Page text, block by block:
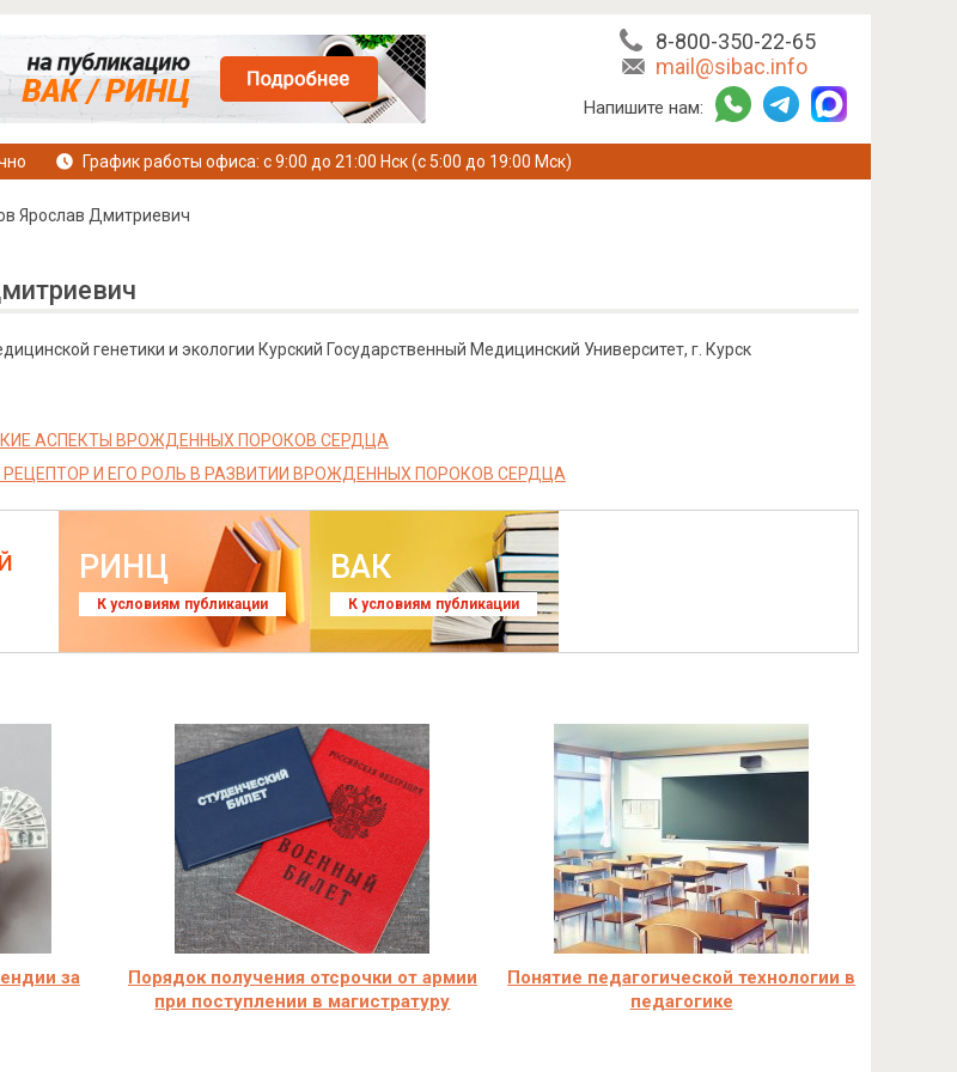
8-800-350-22-65
mail@sibac.info
Напишите нам:
График работы офиса: с 9:00 до 21:00 Нск (с 5:00 до 19:00 Мск)
Ярослав Дмитриевич
генетики и экологии Курский Государственный Медицинский Университет, г. Курск
АСПЕКТЫ ВРОЖДЕННЫХ ПОРОКОВ СЕРДЦА
И ЕГО РОЛЬ В РАЗВИТИИ ВРОЖДЕННЫХ ПОРОКОВ СЕРДЦА
РИНЦ
К условиям публикации
ВАК
К условиям публикации
за
Порядок получения отсрочки от армии
при поступлении в магистратуру
Понятие педагогической технологии в
педагогике